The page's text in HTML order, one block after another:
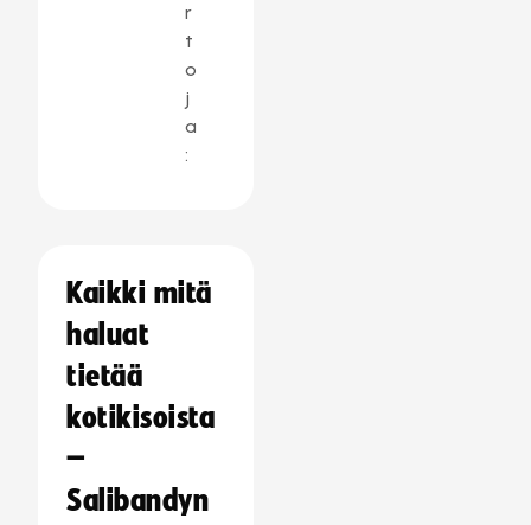
r
t
o
j
a
:
Kaikki mitä
haluat
tietää
kotikisoista
–
Salibandyn